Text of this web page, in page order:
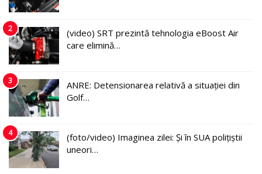
2
(video) SRT prezintă tehnologia eBoost Air
care elimină…
3
ANRE: Detensionarea relativă a situației din
Golf…
4
(foto/video) Imaginea zilei: Și în SUA polițiștii
uneori…